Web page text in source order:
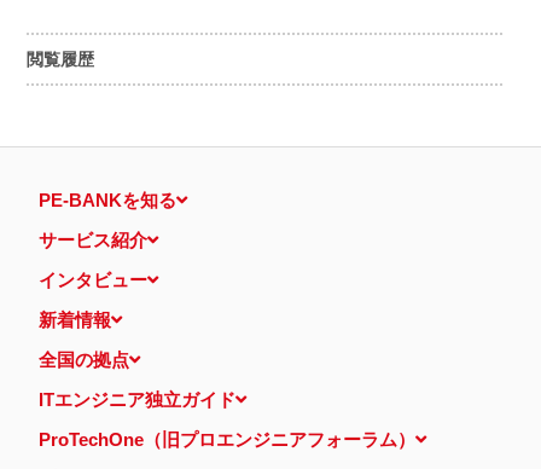
閲覧履歴
PE-BANKを知る
サービス紹介
インタビュー
新着情報
全国の拠点
ITエンジニア独立ガイド
ProTechOne（旧プロエンジニアフォーラム）